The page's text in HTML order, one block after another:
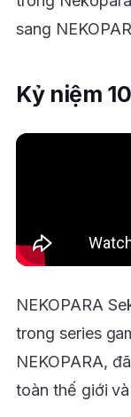
sang
Kỷ niệm
NEKOPARA
trong series
NEKOPARA,
toàn thế giới